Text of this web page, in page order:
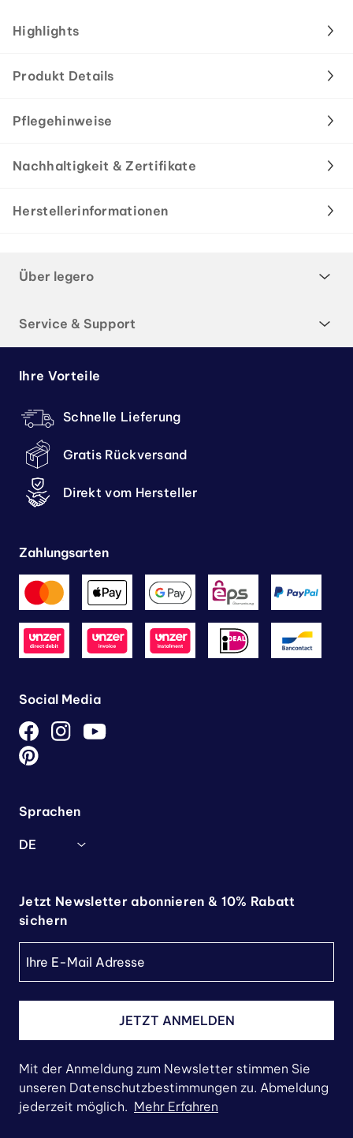
Highlights
Produkt Details
Pflegehinweise
Nachhaltigkeit & Zertifikate
Herstellerinformationen
Über legero
Service & Support
Ihre Vorteile
Schnelle Lieferung
Gratis Rückversand
Direkt vom Hersteller
Zahlungsarten
Social Media
Sprachen
DE
Jetzt Newsletter abonnieren & 10% Rabatt
sichern
JETZT ANMELDEN
Mit der Anmeldung zum Newsletter stimmen Sie
unseren Datenschutzbestimmungen zu. Abmeldung
jederzeit möglich. Mehr Erfahren